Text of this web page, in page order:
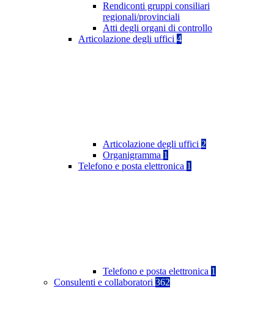
Rendiconti gruppi consiliari
regionali/provinciali
Atti degli organi di controllo
Articolazione degli uffici 4
Articolazione degli uffici 2
Organigramma 1
Telefono e posta elettronica 1
Telefono e posta elettronica 1
Consulenti e collaboratori 362